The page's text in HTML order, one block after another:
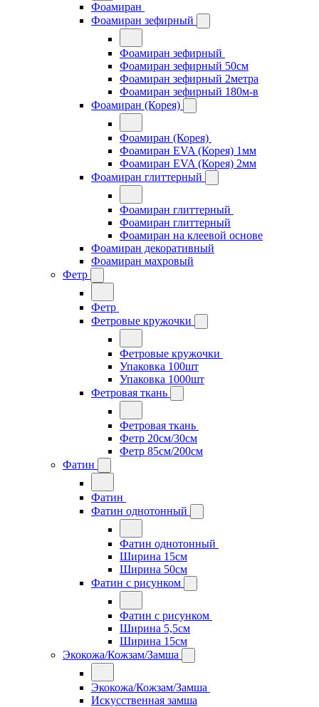
Фоамиран
Фоамиран зефирный
Фоамиран зефирный
Фоамиран зефирный 50см
Фоамиран зефирный 2метра
Фоамиран зефирный 180м-в
Фоамиран (Корея)
Фоамиран (Корея)
Фоамиран EVA (Корея) 1мм
Фоамиран EVA (Корея) 2мм
Фоамиран глиттерный
Фоамиран глиттерный
Фоамиран глиттерный
Фоамиран на клеевой основе
Фоамиран декоративный
Фоамиран махровый
Фетр
Фетр
Фетровые кружочки
Фетровые кружочки
Упаковка 100шт
Упаковка 1000шт
Фетровая ткань
Фетровая ткань
Фетр 20см/30см
Фетр 85см/200см
Фатин
Фатин
Фатин однотонный
Фатин однотонный
Ширина 15см
Ширина 50см
Фатин с рисунком
Фатин с рисунком
Ширина 5,5см
Ширина 15см
Экокожа/Кожзам/Замша
Экокожа/Кожзам/Замша
Искусственная замша